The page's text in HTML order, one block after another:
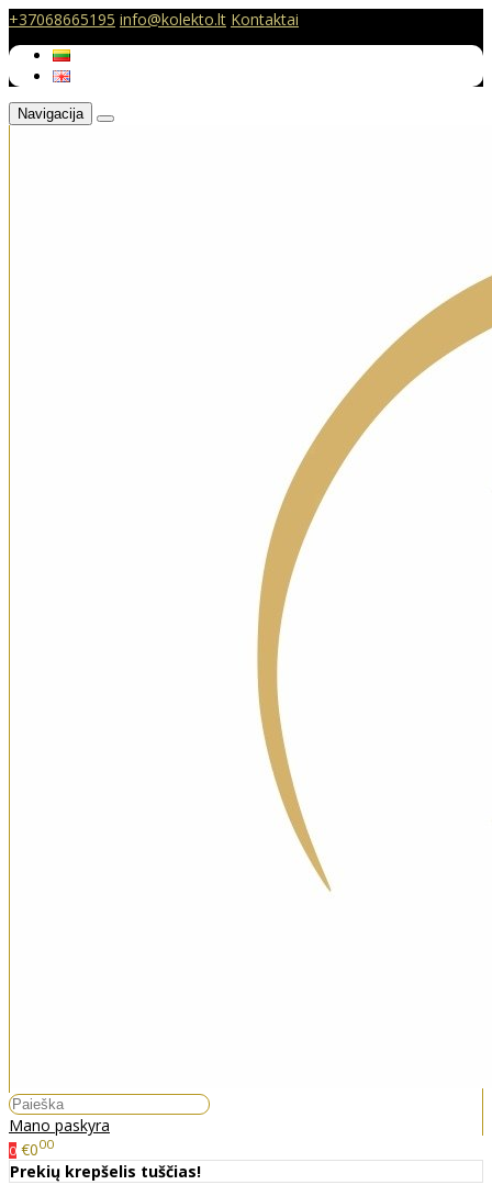
+37068665195 info@kolekto.lt Kontaktai
Navigacija
Mano paskyra
0 €000
Prekių krepšelis tuščias!